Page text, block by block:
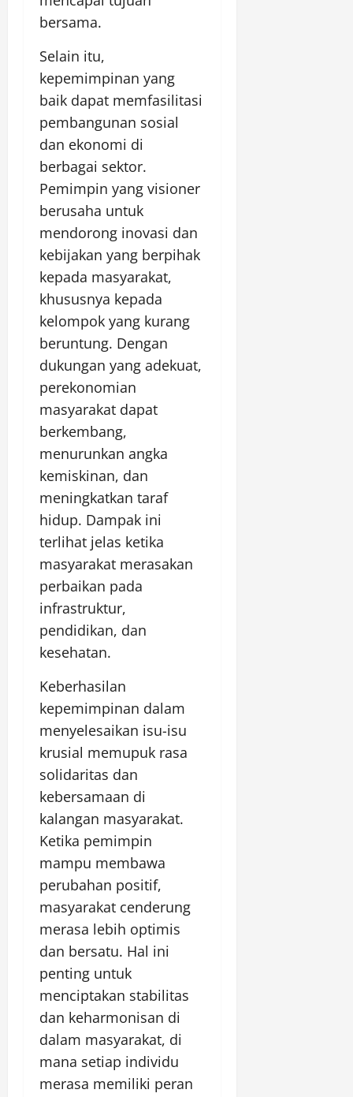
bersama.
Selain itu,
kepemimpinan yang
baik dapat memfasilitasi
pembangunan sosial
dan ekonomi di
berbagai sektor.
Pemimpin yang visioner
berusaha untuk
mendorong inovasi dan
kebijakan yang berpihak
kepada masyarakat,
khususnya kepada
kelompok yang kurang
beruntung. Dengan
dukungan yang adekuat,
perekonomian
masyarakat dapat
berkembang,
menurunkan angka
kemiskinan, dan
meningkatkan taraf
hidup. Dampak ini
terlihat jelas ketika
masyarakat merasakan
perbaikan pada
infrastruktur,
pendidikan, dan
kesehatan.
Keberhasilan
kepemimpinan dalam
menyelesaikan isu-isu
krusial memupuk rasa
solidaritas dan
kebersamaan di
kalangan masyarakat.
Ketika pemimpin
mampu membawa
perubahan positif,
masyarakat cenderung
merasa lebih optimis
dan bersatu. Hal ini
penting untuk
menciptakan stabilitas
dan keharmonisan di
dalam masyarakat, di
mana setiap individu
merasa memiliki peran